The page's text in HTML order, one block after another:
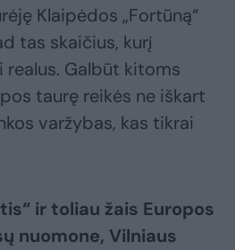
Klaipėdos „Fortūną“
tas skaičius, kurį
realus. Galbūt kitoms
taurę reikės ne iškart
varžybas, kas tikrai
ir toliau žais Europos
nuomone, Vilniaus